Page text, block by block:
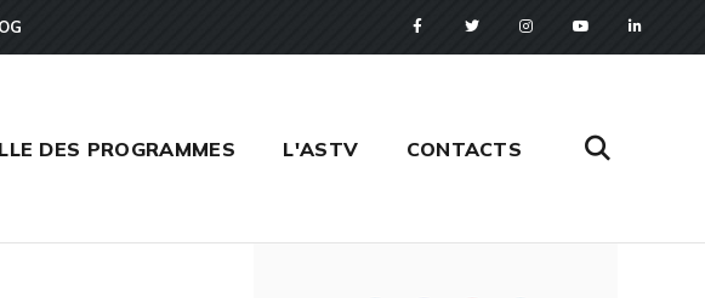
DES PROGRAMMES L'ASTV CONTACTS